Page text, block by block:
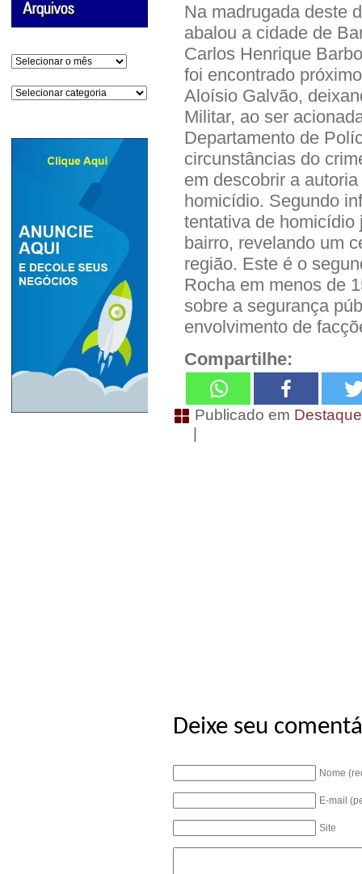
Arquivos
Categorias
Na madrugada deste
abalou a cidade de
Carlos Henrique
foi encontrado
Aloísio Galvão,
Militar, ao ser
Departamento de
circunstâncias do
em descobrir a
homicídio. Segundo
tentativa de homicídio
bairro, revelando um
região. Este é o
Rocha em menos de
sobre a segurança
envolvimento de
Compartilhe:
Publicado em
|
Deixe seu
Nome
E-mail
Site